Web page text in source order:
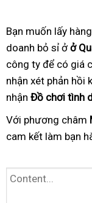
Bạn muốn lấy
doanh bỏ sỉ ở ở
công ty để có giá
nhận xét phản hồi
nhận Đồ chơi tình
Với phương châm
cam kết làm bạn